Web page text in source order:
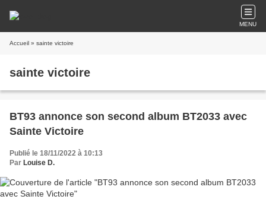
MENU
Accueil » sainte victoire
sainte victoire
BT93 annonce son second album BT2033 avec
Sainte Victoire
Publié le 18/11/2022 à 10:13
Par Louise D.